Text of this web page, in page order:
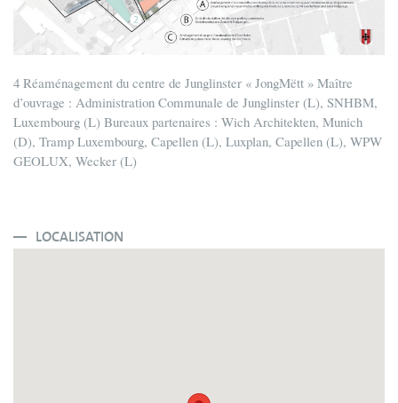
4 Réaménagement du centre de Junglinster « JongMëtt » Maître
d’ouvrage : Administration Communale de Junglinster (L), SNHBM,
Luxembourg (L) Bureaux partenaires : Wich Architekten, Munich
(D), Tramp Luxembourg, Capellen (L), Luxplan, Capellen (L), WPW
GEOLUX, Wecker (L)
LOCALISATION